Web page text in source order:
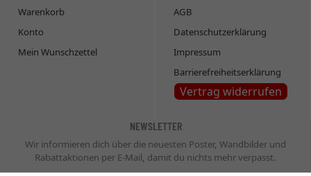
Warenkorb
Konto
Mein Wunschzettel
AGB
Datenschutzerklärung
Impressum
Barrierefreiheitserklärung
Vertrag widerrufen
NEWSLETTER
Wir informieren dich über die neuesten Poster, Wandbilder und
Rabattaktionen per E-Mail, damit du nichts mehr verpasst.